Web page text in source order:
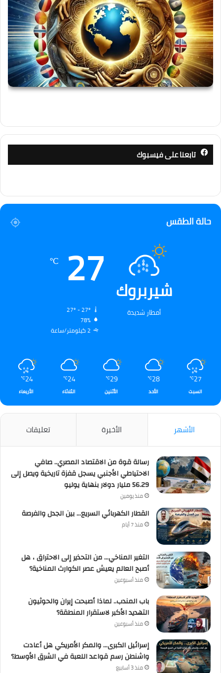
تابعنا على فيسبوك
حالة الطقس
شيربروك
أمطار شديدة
27
℃
78%
2 كيلومتر/ساعة
27
℃
السبت
28
℃
الأحد
29
℃
الأثنين
24
℃
الثلاثاء
24
℃
الأربعاء
الأشهر الأخيرة تعليقات
رسالة قوة من الاقتصاد المصري.. صافي
الاحتياطي الأجنبي يسجل قفزة تاريخية ويصل إلى
56.29 مليار دولار بنهاية يوليو
منذ يومين
القطار الكهربائي السريع… بين الجدل والفرصة
منذ 7 أيام
التغير المناخي… من التحذير إلى الاحتراق ، هل
أصبح العالم يعيش عصر الكوارث المناخية؟
منذ أسبوعين
باب المندب.. لماذا أصبحت إيران والحوثيون
التهديد الأكبر لاستقرار المنطقة؟
منذ أسبوعين
إسرائيل الكبرى… والمكر الأمريكي هل أعادت
واشنطن رسم قواعد اللعبة في الشرق الأوسط؟
منذ 3 أسابيع